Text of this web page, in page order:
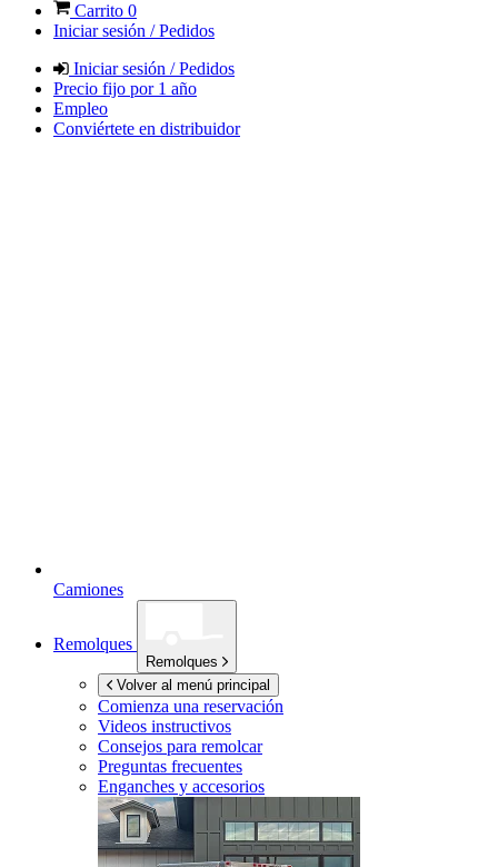
Carrito 0
Iniciar sesión / Pedidos
Iniciar sesión / Pedidos
Precio fijo por 1 año
Empleo
Conviértete en distribuidor
Camiones
Remolques
Remolques
Volver al menú principal
Comienza una reservación
Videos instructivos
Consejos para remolcar
Preguntas frecuentes
Enganches y accesorios